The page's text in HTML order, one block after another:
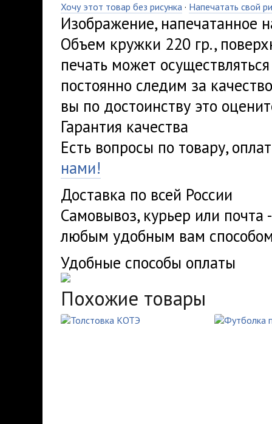
Хочу этот товар без рисунка · Напечатать свой
Изображение, напечатанное
Объем кружки 220 гр.,
печать может
постоянно следим за
вы по достоинству это
Гарантия качества
Есть вопросы по товару,
нами!
Доставка по всей России
Самовывоз, курьер или
любым удобным вам
Удобные способы оплаты
Похожие товары